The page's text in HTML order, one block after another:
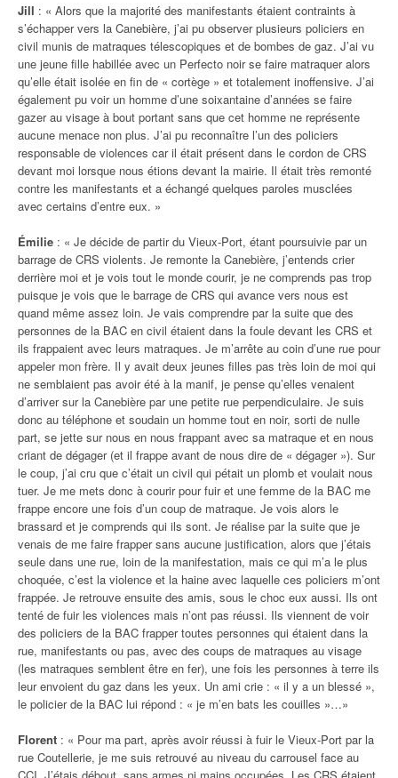
Jill : « Alors que la majorité des manifestants étaient contraints à
s’échapper vers la Canebière, j’ai pu observer plusieurs policiers en
civil munis de matraques télescopiques et de bombes de gaz. J’ai vu
une jeune fille habillée avec un Perfecto noir se faire matraquer alors
qu’elle était isolée en fin de « cortège » et totalement inoffensive. J’ai
également pu voir un homme d’une soixantaine d’années se faire
gazer au visage à bout portant sans que cet homme ne représente
aucune menace non plus. J’ai pu reconnaître l’un des policiers
responsable de violences car il était présent dans le cordon de CRS
devant moi lorsque nous étions devant la mairie. Il était très remonté
contre les manifestants et a échangé quelques paroles musclées
avec certains d’entre eux. »
Émilie : « Je décide de partir du Vieux-Port, étant poursuivie par un
barrage de CRS violents. Je remonte la Canebière, j’entends crier
derrière moi et je vois tout le monde courir, je ne comprends pas trop
puisque je vois que le barrage de CRS qui avance vers nous est
quand même assez loin. Je vais comprendre par la suite que des
personnes de la BAC en civil étaient dans la foule devant les CRS et
ils frappaient avec leurs matraques. Je m’arrête au coin d’une rue pour
appeler mon frère. Il y avait deux jeunes filles pas très loin de moi qui
ne semblaient pas avoir été à la manif, je pense qu’elles venaient
d’arriver sur la Canebière par une petite rue perpendiculaire. Je suis
donc au téléphone et soudain un homme tout en noir, sorti de nulle
part, se jette sur nous en nous frappant avec sa matraque et en nous
criant de dégager (et il frappe avant de nous dire de « dégager »). Sur
le coup, j’ai cru que c’était un civil qui pétait un plomb et voulait nous
tuer. Je me mets donc à courir pour fuir et une femme de la BAC me
frappe encore une fois d’un coup de matraque. Je vois alors le
brassard et je comprends qui ils sont. Je réalise par la suite que je
venais de me faire frapper sans aucune justification, alors que j’étais
seule dans une rue, loin de la manifestation, mais ce qui m’a le plus
choquée, c’est la violence et la haine avec laquelle ces policiers m’ont
frappée. Je retrouve ensuite des amis, sous le choc eux aussi. Ils ont
tenté de fuir les violences mais n’ont pas réussi. Ils viennent de voir
des policiers de la BAC frapper toutes personnes qui étaient dans la
rue, manifestants ou pas, avec des coups de matraques au visage
(les matraques semblent être en fer), une fois les personnes à terre ils
leur envoient du gaz dans les yeux. Un ami crie : « il y a un blessé »,
le policier de la BAC lui répond : « je m’en bats les couilles »…»
Florent : « Pour ma part, après avoir réussi à fuir le Vieux-Port par la
rue Coutellerie, je me suis retrouvé au niveau du carrousel face au